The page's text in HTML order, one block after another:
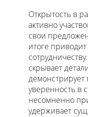
Открытость в
активно
свои
итоге
скрывает
уверенность в
несомненно
удерживает